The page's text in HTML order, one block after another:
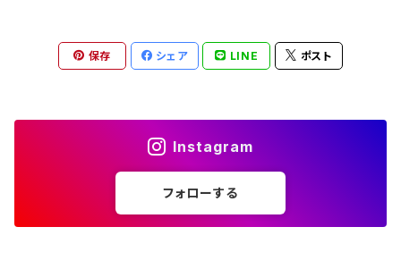
保存 シェア LINE ポスト
Instagram
フォローする